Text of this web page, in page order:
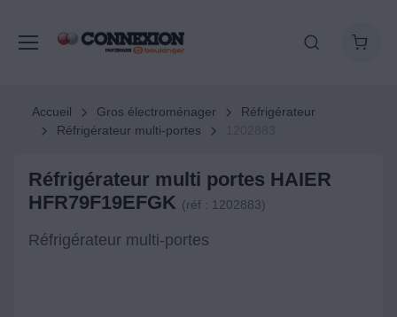
Accueil Gros électroménager
Réfrigérateur
Réfrigérateur multi-portes
Réfrigérateur multi portes HAIER
HFR79F19EFGK (réf : 1202883)
Réfrigérateur multi-portes